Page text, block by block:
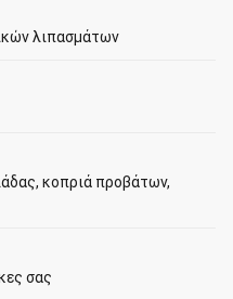
λιπασμάτων
κοπριά προβάτων,
σας